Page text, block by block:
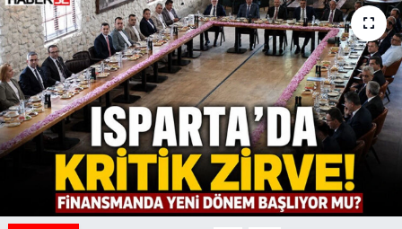
HABERDE İNSAN
İlginç
KÜLTÜR SANAT
MAGAZİN
Oyun